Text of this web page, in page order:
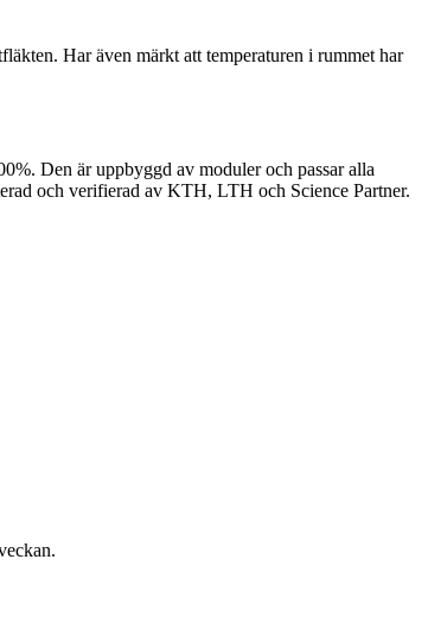
Har även märkt att temperaturen i rummet har
Den är uppbyggd av moduler och passar alla
och verifierad av KTH, LTH och Science Partner.